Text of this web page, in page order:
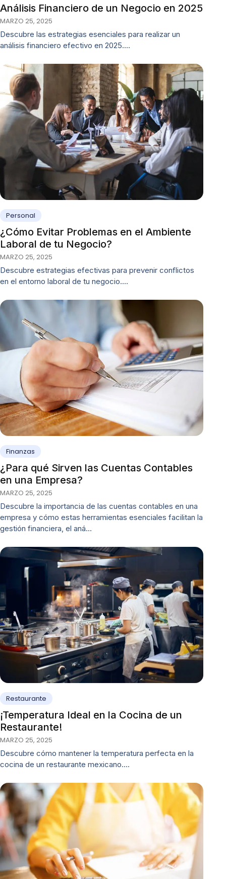
Análisis Financiero de un Negocio en 2025
MARZO 25, 2025
Descubre las estrategias esenciales para realizar un
análisis financiero efectivo en 2025.…
Personal
¿Cómo Evitar Problemas en el Ambiente
Laboral de tu Negocio?
MARZO 25, 2025
Descubre estrategias efectivas para prevenir conflictos
en el entorno laboral de tu negocio.…
Finanzas
¿Para qué Sirven las Cuentas Contables
en una Empresa?
MARZO 25, 2025
Descubre la importancia de las cuentas contables en una
empresa y cómo estas herramientas esenciales facilitan la
gestión financiera, el aná…
Restaurante
¡Temperatura Ideal en la Cocina de un
Restaurante!
MARZO 25, 2025
Descubre cómo mantener la temperatura perfecta en la
cocina de un restaurante mexicano.…